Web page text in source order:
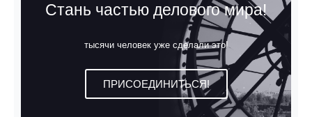
Стань частью делового мира!
тысячи человек уже сделали это!
ПРИСОЕДИНИТЬСЯ!